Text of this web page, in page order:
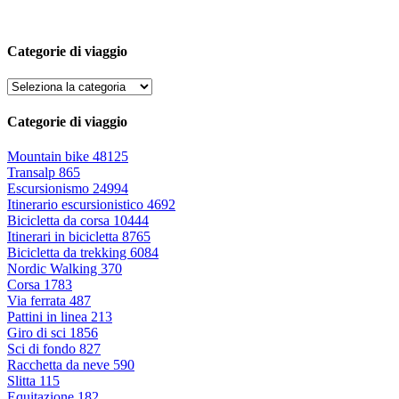
Categorie di viaggio
Categorie di viaggio
Mountain bike 48125
Transalp 865
Escursionismo 24994
Itinerario escursionistico 4692
Bicicletta da corsa 10444
Itinerari in bicicletta 8765
Bicicletta da trekking 6084
Nordic Walking 370
Corsa 1783
Via ferrata 487
Pattini in linea 213
Giro di sci 1856
Sci di fondo 827
Racchetta da neve 590
Slitta 115